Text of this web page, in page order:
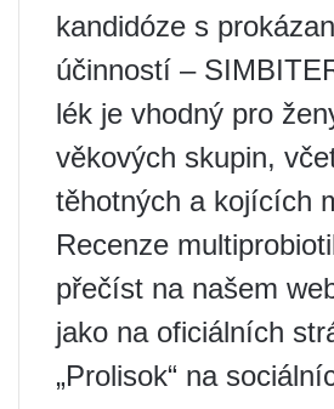
kandidóze s
účinností –
lék je vhodný pro
věkových skupin,
těhotných a kojících
Recenze
přečíst na našem
jako na oficiálních
„Prolisok“ na